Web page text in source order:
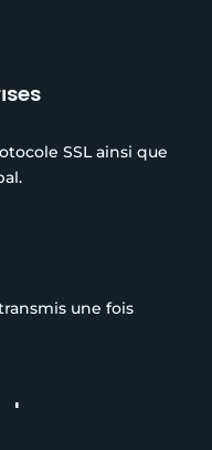
SSL ainsi que
une fois